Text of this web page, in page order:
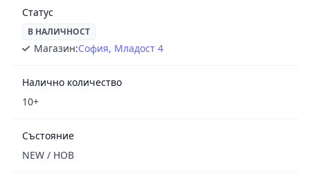
Статус
В НАЛИЧНОСТ
Магазин:София, Младост 4
Налично количество
10+
Състояние
NEW / НОВ